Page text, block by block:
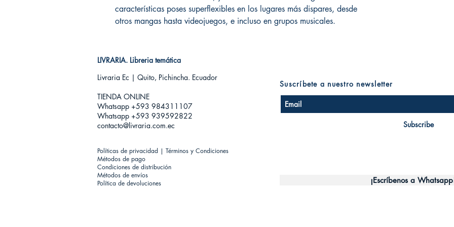
características poses superflexibles en los lugares más dispares, desde
otros mangas hasta videojuegos, e incluso en grupos musicales.
LIVRARIA. Libreria temática
Livraria Ec | Quito, Pichincha. Ecuador
TIENDA ONLINE​
Whatsapp +593 984311107
Whatsapp +593 939592822
contacto@livraria.com.ec
Políticas de privacidad | Términos y Condiciones
Métodos de pago
Condiciones de distribución
Métodos de envíos
Política de devoluciones
Subscribe
Suscríbete a nuestro newsletter
¡Escríbenos a